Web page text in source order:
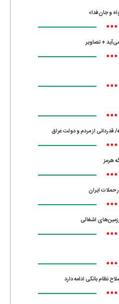
و جان‌فدا»
•••
+ تصاویر
•••
•••
•••
قدردانی از مردم و دولت عراق
•••
هرمز
•••
•••
اشغالی
•••
•••
نظام بانکی ادامه دارد
•••